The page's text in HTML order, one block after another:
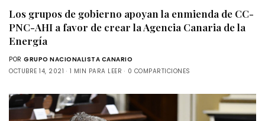
Los grupos de gobierno apoyan la enmienda de CC-
PNC-AHI a favor de crear la Agencia Canaria de la
Energía
POR GRUPO NACIONALISTA CANARIO
OCTUBRE 14, 2021
1 MIN PARA LEER 0 COMPARTICIONES